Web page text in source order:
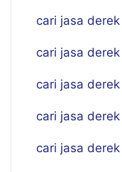
cari jasa
cari jasa
cari jasa
cari jasa
cari jasa